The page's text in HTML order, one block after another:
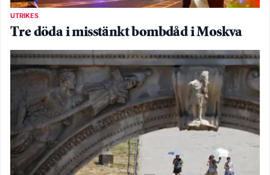
UTRIKES
Tre döda i misstänkt bombdåd i Moskva